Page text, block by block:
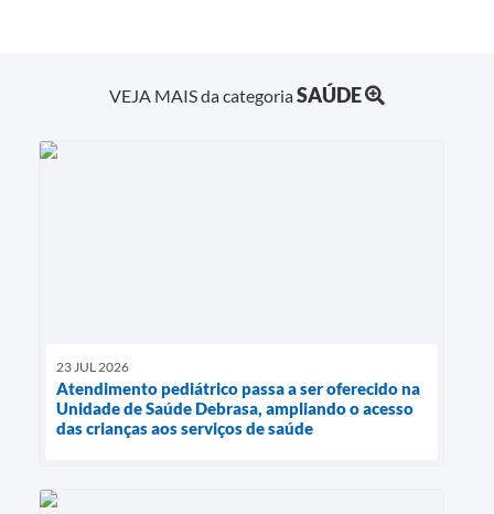
VEJA MAIS da categoriaSAÚDE
23 JUL 2026
Atendimento pediátrico passa a ser oferecido na
Unidade de Saúde Debrasa, ampliando o acesso
das crianças aos serviços de saúde